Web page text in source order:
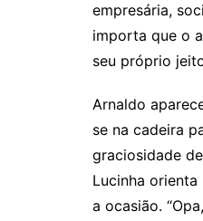
empresária,
importa que o
seu próprio
Arnaldo
se na cadeira
graciosidade
Lucinha
a ocasião.